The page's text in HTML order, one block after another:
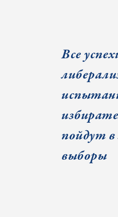
Все
пойдут
выборы